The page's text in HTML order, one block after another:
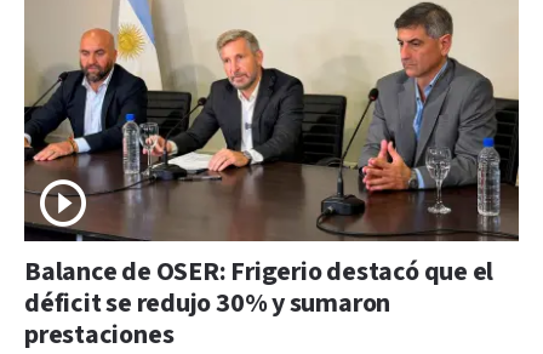
Balance de OSER: Frigerio destacó que el
déficit se redujo 30% y sumaron
prestaciones